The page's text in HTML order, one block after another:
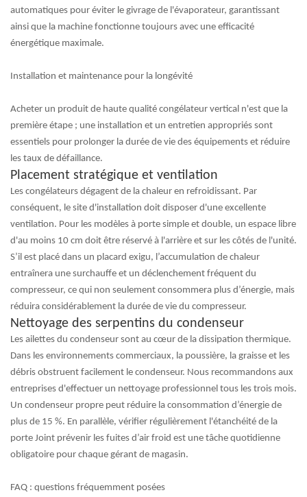
automatiques pour éviter le givrage de l'évaporateur, garantissant
ainsi que la machine fonctionne toujours avec une efficacité
énergétique maximale.
Installation et maintenance pour la longévité
Acheter un produit de haute qualité congélateur vertical n'est que la
première étape ; une installation et un entretien appropriés sont
essentiels pour prolonger la durée de vie des équipements et réduire
les taux de défaillance.
Placement stratégique et ventilation
Les congélateurs dégagent de la chaleur en refroidissant. Par
conséquent, le site d'installation doit disposer d'une excellente
ventilation. Pour les modèles à porte simple et double, un espace libre
d'au moins 10 cm doit être réservé à l'arrière et sur les côtés de l'unité.
S’il est placé dans un placard exigu, l’accumulation de chaleur
entraînera une surchauffe et un déclenchement fréquent du
compresseur, ce qui non seulement consommera plus d’énergie, mais
réduira considérablement la durée de vie du compresseur.
Nettoyage des serpentins du condenseur
Les ailettes du condenseur sont au cœur de la dissipation thermique.
Dans les environnements commerciaux, la poussière, la graisse et les
débris obstruent facilement le condenseur. Nous recommandons aux
entreprises d'effectuer un nettoyage professionnel tous les trois mois.
Un condenseur propre peut réduire la consommation d’énergie de
plus de 15 %. En parallèle, vérifier régulièrement l'étanchéité de la
porte Joint prévenir les fuites d’air froid est une tâche quotidienne
obligatoire pour chaque gérant de magasin.
FAQ : questions fréquemment posées